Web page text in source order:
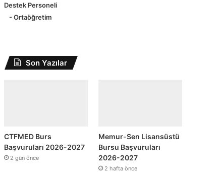
Destek Personeli
- Ortaöğretim
Son Yazılar
CTFMED Burs
Başvuruları 2026-2027
2 gün önce
Memur-Sen Lisansüstü
Bursu Başvuruları
2026-2027
2 hafta önce